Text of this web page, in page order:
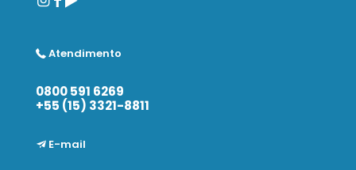
Atendimento
0800 591 6269
+55 (15) 3321-8811
E-mail